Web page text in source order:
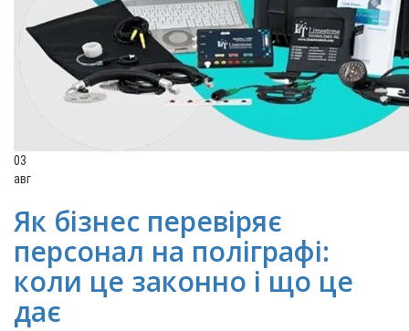
03
авг
Як бізнес перевіряє
персонал на поліграфі:
коли це законно і що це
дає